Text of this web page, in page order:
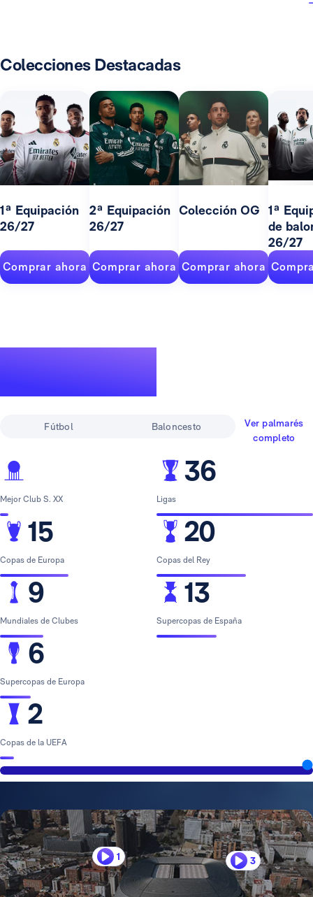
Colecciones Destacadas
1ª Equipación
26/27
Comprar ahora
2ª Equipación
26/27
Comprar ahora
Colección OG
Comprar ahora
1ª
de
26/27
Fútbol Baloncesto
Ver palmarés
completo
Mejor Club S. XX
15
Copas de Europa
9
Mundiales de Clubes
6
Supercopas de Europa
2
Copas de la UEFA
36
Ligas
20
Copas del Rey
13
Supercopas de España
1 3